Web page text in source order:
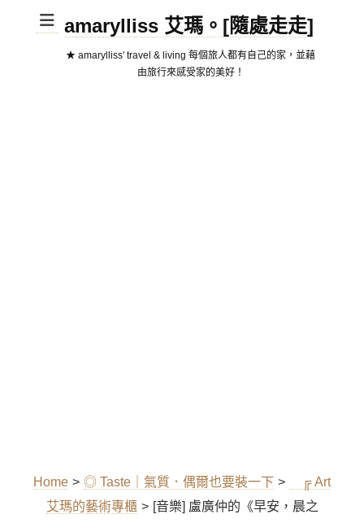
amarylliss 艾瑪。[隨處走走]
★ amarylliss' travel & living 每個旅人都有自己的家，並藉
由旅行來感受家的美好！
Home > ◎ Taste｜氣質．偶爾也要裝一下 >
╔ Art
艾瑪的藝術專櫃 > [音樂] 盧廣仲的《早安，晨之